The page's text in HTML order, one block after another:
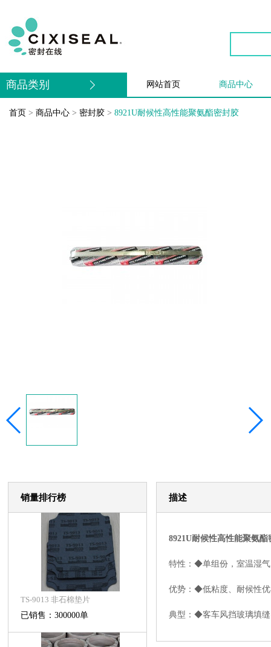
商品类别 网站首页 商品中心
首页 > 商品中心 > 密封胶 > 8921U耐候性高性能聚氨酯密封胶
销量排行榜
TS-9013 非石棉垫片
已销售：300000单
描述
8921U耐候性高性能聚氨酯
特性：◆单组份，室温湿
优势：◆低粘度、耐候性
典型：◆客车风挡玻璃填